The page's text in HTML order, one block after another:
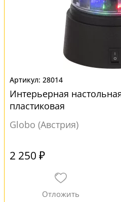
28014
Интерьерная
пластиковая
Globo (Австрия)
2 250 ₽